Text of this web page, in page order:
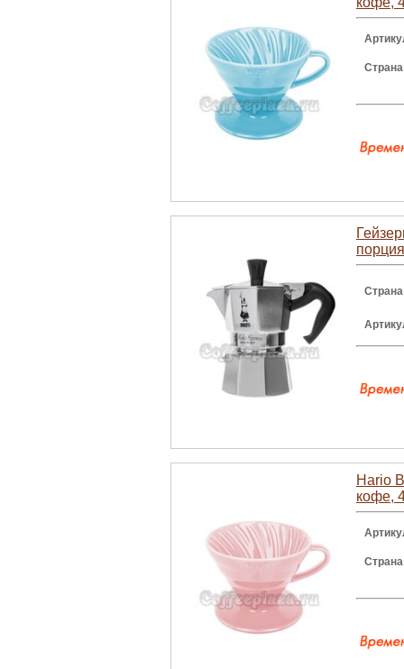
Hario
кофе,